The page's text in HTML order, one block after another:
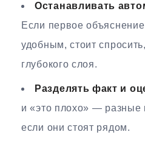
Останавливать
Если первое
удобным, стоит
глубокого слоя.
Разделять факт и
и «это плохо» — разные
если они стоят рядом.